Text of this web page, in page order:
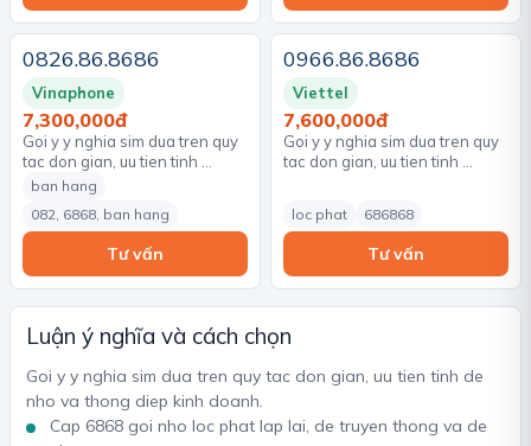
0826.86.8686
Vinaphone
7,300,000đ
Goi y y nghia sim dua tren quy
tac don gian, uu tien tinh …
ban hang
082, 6868, ban hang
Tư vấn
0966.86.8686
Viettel
7,600,000đ
Goi y y nghia sim dua tren quy
tac don gian, uu tien tinh …
loc phat 686868
Tư vấn
Luận ý nghĩa và cách chọn
Goi y y nghia sim dua tren quy tac don gian, uu tien tinh de
nho va thong diep kinh doanh.
Cap 6868 goi nho loc phat lap lai, de truyen thong va de